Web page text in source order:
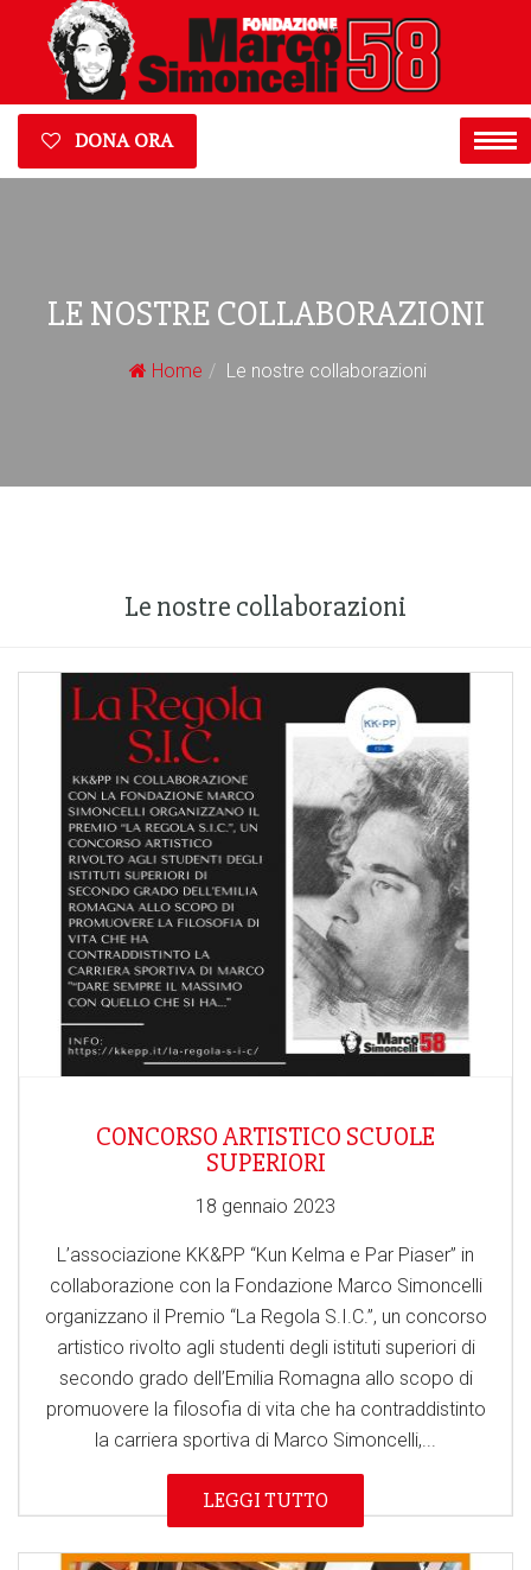
DONA ORA
LE NOSTRE COLLABORAZIONI
Home Le nostre collaborazioni
Le nostre collaborazioni
CONCORSO ARTISTICO SCUOLE
SUPERIORI
18 gennaio 2023
L’associazione KK&PP “Kun Kelma e Par Piaser” in
collaborazione con la Fondazione Marco Simoncelli
organizzano il Premio “La Regola S.I.C.”, un concorso
artistico rivolto agli studenti degli istituti superiori di
secondo grado dell’Emilia Romagna allo scopo di
promuovere la filosofia di vita che ha contraddistinto
la carriera sportiva di Marco Simoncelli,...
LEGGI TUTTO